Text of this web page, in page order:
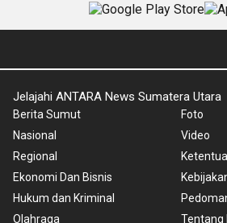
Jelajahi ANTARA News Sumatera Utara
Berita Sumut
Nasional
Regional
Ekonomi Dan Bisnis
Hukum dan Kriminal
Olahraga
Foto
Video
Tentang